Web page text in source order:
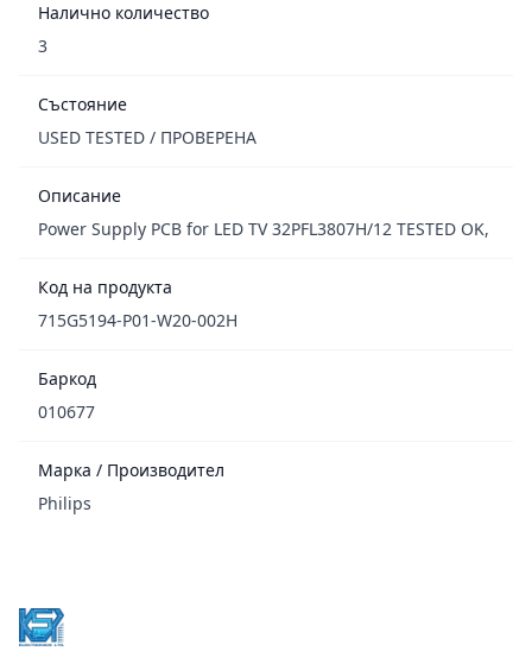
Налично количество
3
Състояние
USED TESTED / ПРОВЕРЕНА
Описание
Power Supply PCB for LED TV 32PFL3807H/12 TESTED OK,
Код на продукта
715G5194-P01-W20-002H
Баркод
010677
Марка / Производител
Philips